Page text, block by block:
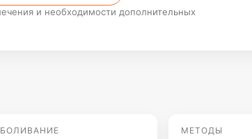
и необходимости дополнительных
МЕТОДЫ